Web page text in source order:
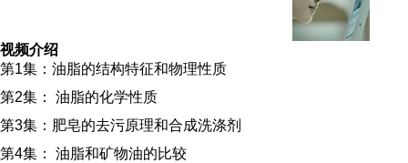
视频介绍
第1集：油脂的结构特征和物理性质
第2集：
油脂的化学性质
第3集： 肥皂的去污原理和合成洗涤剂
第4集：
油脂和矿物油的比较